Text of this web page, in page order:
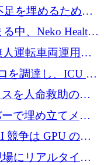
ている
足を埋めるために
調達
中、Neko Health
運転車両運用を
を調達し、ICU の
ための MDR 認
を人命救助の救
万 2,000 ユーロ
で埋め立てメタ
競争は GPU の所
理由
場にリアルタイム